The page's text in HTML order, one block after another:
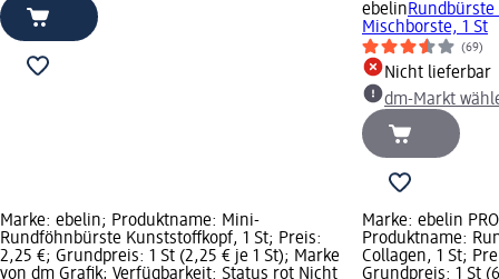
ebelin
Mischborste, 1 St
(69)
Nicht lieferbar
dm-Markt
Marke: ebelin; Produktname: Mini-
Rundföhnbürste Kunststoffkopf, 1 St; Preis:
2,25 €; Grundpreis: 1 St (2,25 € je 1 St); Marke
von dm Grafik; Verfügbarkeit: Status rot Nicht
Marke: ebelin
Produktname:
Collagen, 1 St;
Grundpreis: 1 St